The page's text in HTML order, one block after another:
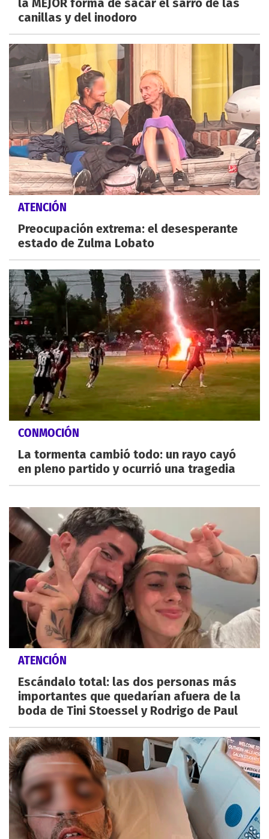
la MEJOR forma de sacar el sarro de las
canillas y del inodoro
ATENCIÓN
Preocupación extrema: el desesperante
estado de Zulma Lobato
CONMOCIÓN
La tormenta cambió todo: un rayo cayó
en pleno partido y ocurrió una tragedia
ATENCIÓN
Escándalo total: las dos personas más
importantes que quedarían afuera de la
boda de Tini Stoessel y Rodrigo de Paul